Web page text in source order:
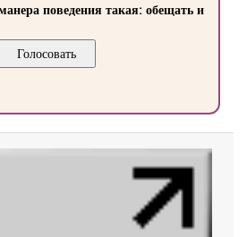
поведения такая: обещать и